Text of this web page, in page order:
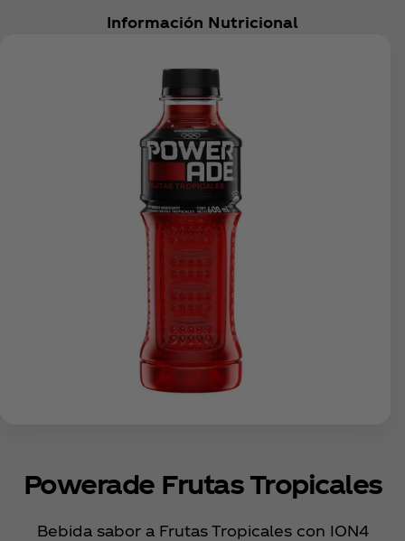
Información Nutricional
Powerade Frutas Tropicales
Bebida sabor a Frutas Tropicales con ION4